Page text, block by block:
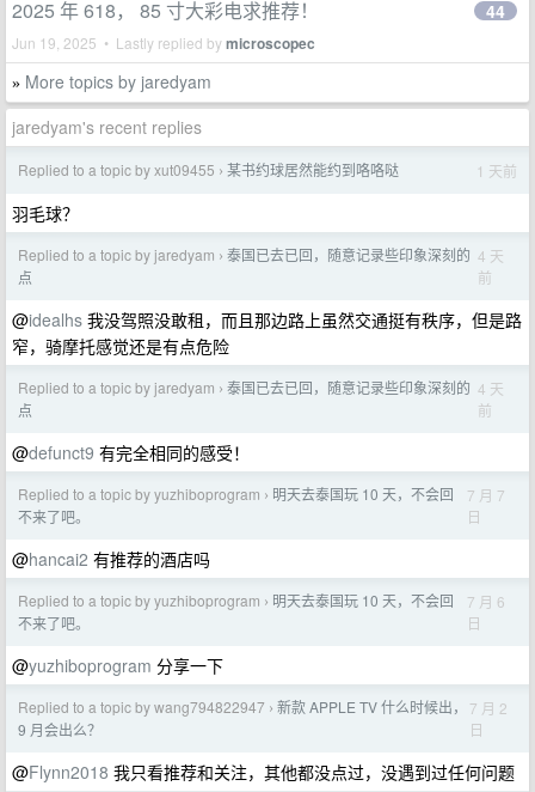
2025 年 618， 85 寸大彩电求推荐！
Jun 19, 2025 • Lastly replied bymicroscopec
44
» More topics by jaredyam
jaredyam's recent replies
Replied to a topic by xut09455 › 某书约球居然能约到咯咯哒 1 天前
羽毛球？
Replied to a topic by jaredyam › 泰国已去已回，随意记录些印象深刻的
点
4 天
前
@idealhs 我没驾照没敢租，而且那边路上虽然交通挺有秩序，但是路
窄，骑摩托感觉还是有点危险
Replied to a topic by jaredyam › 泰国已去已回，随意记录些印象深刻的
点
4 天
前
@defunct9 有完全相同的感受！
Replied to a topic by yuzhiboprogram › 明天去泰国玩 10 天，不会回
不来了吧。
7 月 7
日
@hancai2 有推荐的酒店吗
Replied to a topic by yuzhiboprogram › 明天去泰国玩 10 天，不会回
不来了吧。
7 月 6
日
@yuzhiboprogram 分享一下
Replied to a topic by wang794822947 › 新款 APPLE TV 什么时候出，
9 月会出么？
7 月 2
日
@Flynn2018 我只看推荐和关注，其他都没点过，没遇到过任何问题